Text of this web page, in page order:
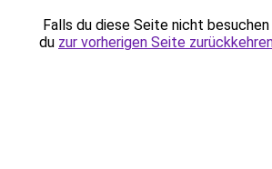
Falls du diese Seite nicht
du zur vorherigen Seite